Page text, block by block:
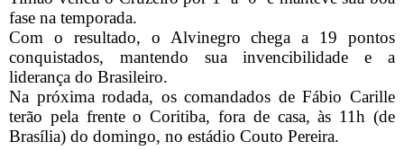
fase na temporada.
Com o resultado, o Alvinegro chega a 19 pontos
conquistados, mantendo sua invencibilidade e a
liderança do Brasileiro.
Na próxima rodada, os comandados de Fábio Carille
terão pela frente o Coritiba, fora de casa, às 11h (de
Brasília) do domingo, no estádio Couto Pereira.